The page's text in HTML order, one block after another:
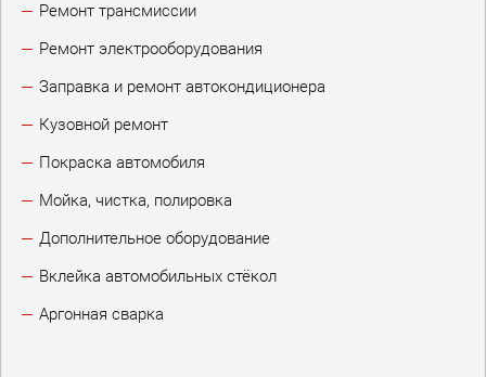
Ремонт трансмиссии
Ремонт электрооборудования
Заправка и ремонт автокондиционера
Кузовной ремонт
Покраска автомобиля
Мойка, чистка, полировка
Дополнительное оборудование
Вклейка автомобильных стёкол
Аргонная сварка